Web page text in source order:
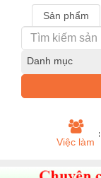
Sản phẩm
Danh mục
Việc làm